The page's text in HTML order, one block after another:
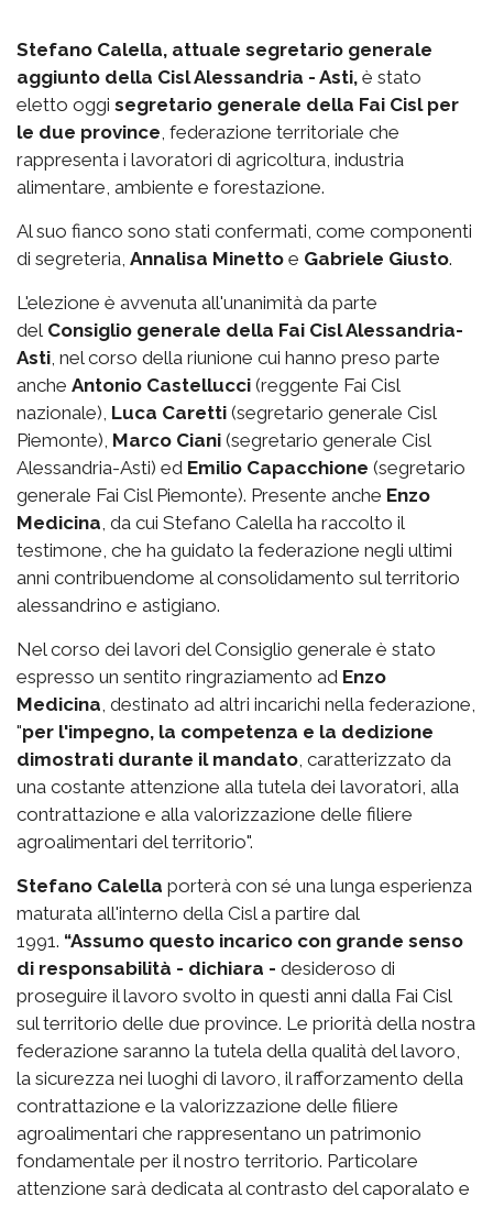
Stefano Calella, attuale segretario generale
aggiunto della Cisl Alessandria - Asti, è stato
eletto oggi segretario generale della Fai Cisl per
le due province, federazione territoriale che
rappresenta i lavoratori di agricoltura, industria
alimentare, ambiente e forestazione.
Al suo fianco sono stati confermati, come componenti
di segreteria, Annalisa Minetto e Gabriele Giusto.
L'elezione è avvenuta all'unanimità da parte
del Consiglio generale della Fai Cisl Alessandria-
Asti, nel corso della riunione cui hanno preso parte
anche Antonio Castellucci (reggente Fai Cisl
nazionale), Luca Caretti (segretario generale Cisl
Piemonte), Marco Ciani (segretario generale Cisl
Alessandria-Asti) ed Emilio Capacchione (segretario
generale Fai Cisl Piemonte). Presente anche Enzo
Medicina, da cui Stefano Calella ha raccolto il
testimone, che ha guidato la federazione negli ultimi
anni contribuendome al consolidamento sul territorio
alessandrino e astigiano.
Nel corso dei lavori del Consiglio generale è stato
espresso un sentito ringraziamento ad Enzo
Medicina, destinato ad altri incarichi nella federazione,
"per l'impegno, la competenza e la dedizione
dimostrati durante il mandato, caratterizzato da
una costante attenzione alla tutela dei lavoratori, alla
contrattazione e alla valorizzazione delle filiere
agroalimentari del territorio".
Stefano Calella porterà con sé una lunga esperienza
maturata all'interno della Cisl a partire dal
1991. “Assumo questo incarico con grande senso
di responsabilità - dichiara - desideroso di
proseguire il lavoro svolto in questi anni dalla Fai Cisl
sul territorio delle due province. Le priorità della nostra
federazione saranno la tutela della qualità del lavoro,
la sicurezza nei luoghi di lavoro, il rafforzamento della
contrattazione e la valorizzazione delle filiere
agroalimentari che rappresentano un patrimonio
fondamentale per il nostro territorio. Particolare
attenzione sarà dedicata al contrasto del caporalato e